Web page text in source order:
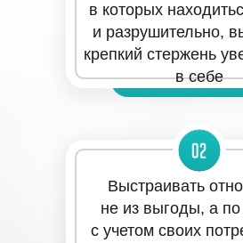
в которых
и разрушительно,
крепкий стержень
в себе
Выстраивать
не из выгоды, а
с учетом своих